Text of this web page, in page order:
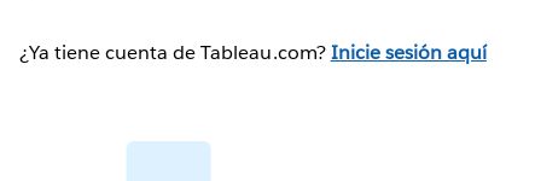
¿Ya tiene cuenta de Tableau.com?Inicie sesión aquí